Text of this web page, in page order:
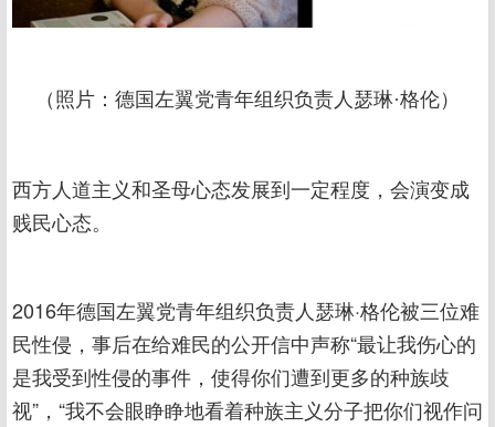
（照片：德国左翼党青年组织负责人瑟琳·格伦）
西方人道主义和圣母心态发展到一定程度，会演变成
贱民心态。
2016年德国左翼党青年组织负责人瑟琳·格伦被三位难
民性侵，事后在给难民的公开信中声称“最让我伤心的
是我受到性侵的事件，使得你们遭到更多的种族歧
视”，“我不会眼睁睁地看着种族主义分子把你们视作问